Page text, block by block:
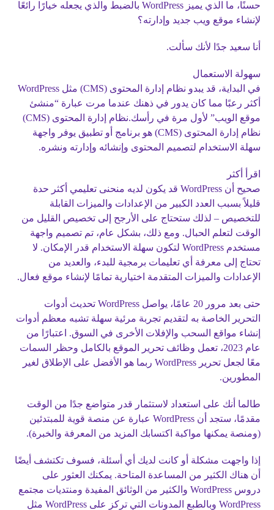
حسنًا، ما الذي يميز WordPress بالضبط والذي يجعله خيارًا رائعًا
لإنشاء موقع ويب جديد وإدارته؟
أنا سعيد جدًا لأنك سألت.
سهولة الاستعمال
في البداية، قد يبدو نظام إدارة المحتوى (CMS) مثل WordPress
أكثر رعبًا مما كان يدور في ذهنك عندما مرت عبارة “منشئ
موقع الويب” لأول مرة في رأسك.نظام إدارة المحتوى (CMS)
نظام إدارة المحتوى (CMS) هو برنامج أو تطبيق يوفر واجهة
سهلة الاستخدام لتصميم المحتوى وإنشائه وإدارته ونشره.
اقرأ أكثر
صحيح أن WordPress قد يكون لديه منحنى تعليمي أكثر حدة
قليلاً بسبب العدد الكبير من الإعدادات والميزات القابلة
للتخصيص – لذلك ستحتاج على الأرجح إلى تخصيص القليل من
الوقت لتعلم الحبال. ومع ذلك، بشكل عام، تم تصميم واجهة
مستخدم WordPress لتكون سهلة الاستخدام قدر الإمكان. لا
تحتاج إلى معرفة أي تعليمات برمجية للبدء، والعديد من
الإعدادات والميزات المتقدمة اختيارية تمامًا لإنشاء موقع فعال.
حتى بعد مرور 20 عامًا، يواصل WordPress تحديث أدوات
التحرير الخاصة به لتقديم تجربة مرئية سهلة تشبه معظم أدوات
إنشاء مواقع السحب والإفلات الأخرى في السوق. اعتبارًا من
عام 2023، تعمل وظائف تحرير الموقع بالكامل وحظر السمات
معًا لجعل تحرير WordPress ربما هو الأفضل على الإطلاق لغير
المطورين.
طالما أنك على استعداد لاستثمار قدر متواضع جدًا من الوقت
مقدمًا، ستجد أن WordPress عبارة عن منصة قوية للمبتدئين
(ومنصة يمكنها مواكبة اكتسابك المزيد من المعرفة والخبرة).
إذا واجهت مشكلة أو كانت لديك أي أسئلة، فسوف تكتشف أيضًا
أن هناك الكثير من المساعدة المتاحة. يمكنك العثور على
دروس WordPress والكثير من الوثائق المفيدة ومنتديات مجتمع
WordPress وبالطبع المدونات التي تركز على WordPress مثل